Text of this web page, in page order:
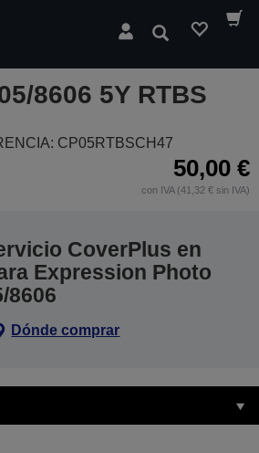
Buscar
8606 5Y RTBS
CP05RTBSCH47
50,00 €
con IVA (41,32 € sin IVA)
CoverPlus en
Expression Photo
8606
Dónde comprar